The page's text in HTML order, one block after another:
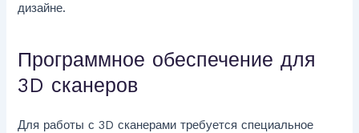
дизайне.
Программное обеспечение для
3D сканеров
Для работы с 3D сканерами требуется специальное